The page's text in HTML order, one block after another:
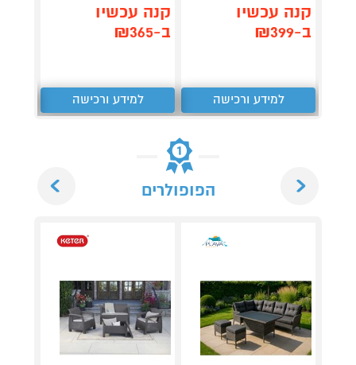
קנה עכשיו
ב-₪399
למידע ורכישה
קנה עכשיו
ב-₪365
למידע ורכישה
הפופולרים